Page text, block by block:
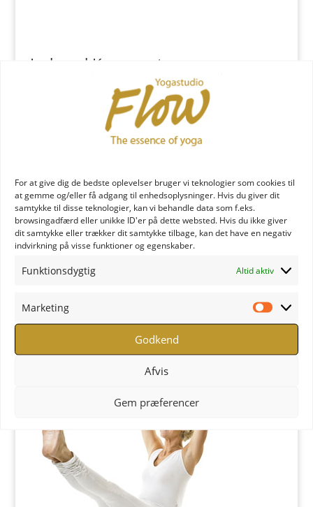
For at give dig de bedste oplevelser bruger vi teknologier som cookies til
at gemme og/eller få adgang til enhedsoplysninger. Hvis du giver dit
samtykke til disse teknologier, kan vi behandle data som f.eks.
browsingadfærd eller unikke ID'er på dette websted. Hvis du ikke giver
dit samtykke eller trækker dit samtykke tilbage, kan det have en negativ
indvirkning på visse funktioner og egenskaber.
Funktionsdygtig Altid aktiv
Marketing
Godkend
Afvis
Gem præferencer
Indsend Kommentar
logget indfor at skrive en kommentar.
YOGA læreruddannelse
YOGA Retreats